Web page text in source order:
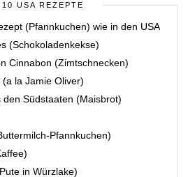
USA REZEPTE
(Pfannkuchen) wie in den USA
(Schokoladenkekse)
Cinnabon (Zimtschnecken)
la Jamie Oliver)
Südstaaten (Maisbrot)
Pfannkuchen)
in Würzlake)